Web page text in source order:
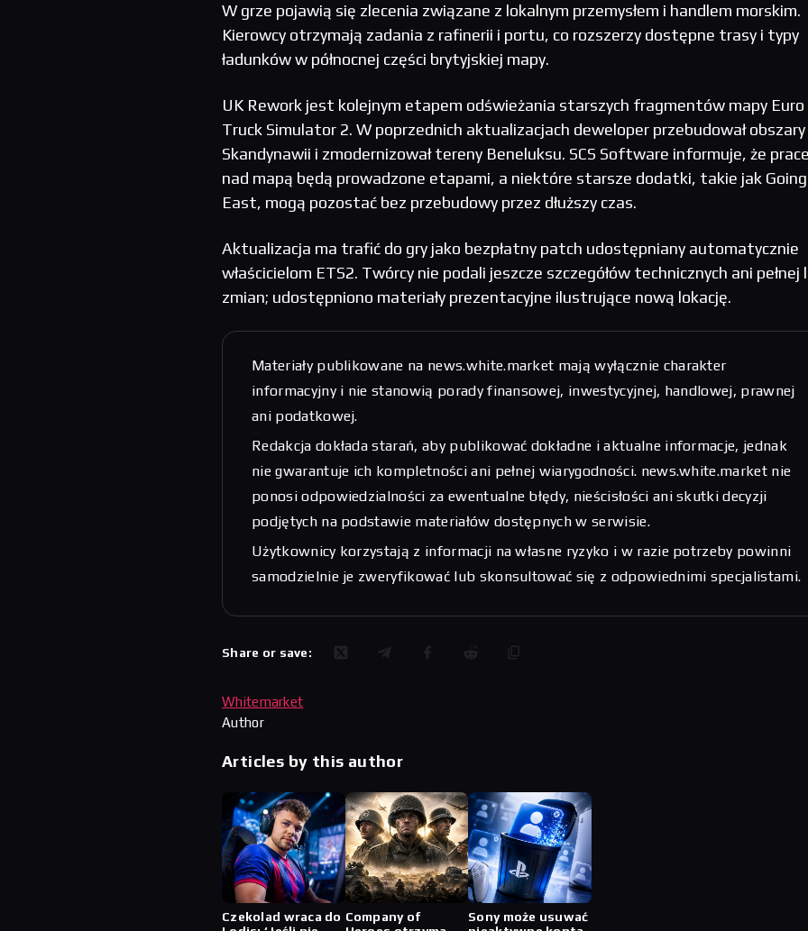
W grze pojawią się zlecenia związane z lokalnym przemysłem i handlem morskim.
Kierowcy otrzymają zadania z rafinerii i portu, co rozszerzy dostępne trasy i typy
ładunków w północnej części brytyjskiej mapy.
UK Rework jest kolejnym etapem odświeżania starszych fragmentów mapy Euro
Truck Simulator 2. W poprzednich aktualizacjach deweloper przebudował obszary
Skandynawii i zmodernizował tereny Beneluksu. SCS Software informuje, że prace
nad mapą będą prowadzone etapami, a niektóre starsze dodatki, takie jak Going
East, mogą pozostać bez przebudowy przez dłuższy czas.
Aktualizacja ma trafić do gry jako bezpłatny patch udostępniany automatycznie
właścicielom ETS2. Twórcy nie podali jeszcze szczegółów technicznych ani pełnej
zmian; udostępniono materiały prezentacyjne ilustrujące nową lokację.
Materiały publikowane na news.white.market mają wyłącznie charakter
informacyjny i nie stanowią porady finansowej, inwestycyjnej, handlowej, prawnej
ani podatkowej.
Redakcja dokłada starań, aby publikować dokładne i aktualne informacje, jednak
nie gwarantuje ich kompletności ani pełnej wiarygodności. news.white.market nie
ponosi odpowiedzialności za ewentualne błędy, nieścisłości ani skutki decyzji
podjętych na podstawie materiałów dostępnych w serwisie.
Użytkownicy korzystają z informacji na własne ryzyko i w razie potrzeby powinni
samodzielnie je zweryfikować lub skonsultować się z odpowiednimi specjalistami.
Share or save:
Whitemarket
Author
Articles by this author
Czekolad wraca do Company of
Sony może usuwać